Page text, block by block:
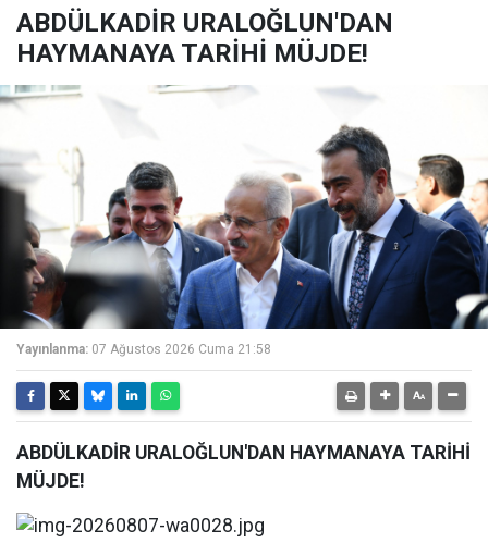
ABDÜLKADİR URALOĞLUN'DAN
HAYMANAYA TARİHİ MÜJDE!
Yayınlanma: 07 Ağustos 2026 Cuma 21:58
ABDÜLKADİR URALOĞLUN'DAN HAYMANAYA TARİHİ
MÜJDE!